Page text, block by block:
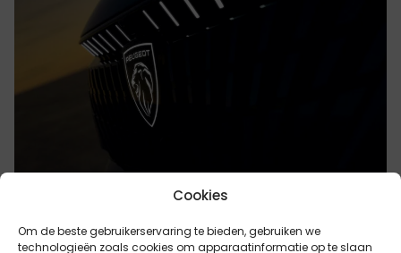
Cookies
Om de beste gebruikerservaring te bieden, gebruiken we
technologieën zoals cookies om apparaatinformatie op te slaan